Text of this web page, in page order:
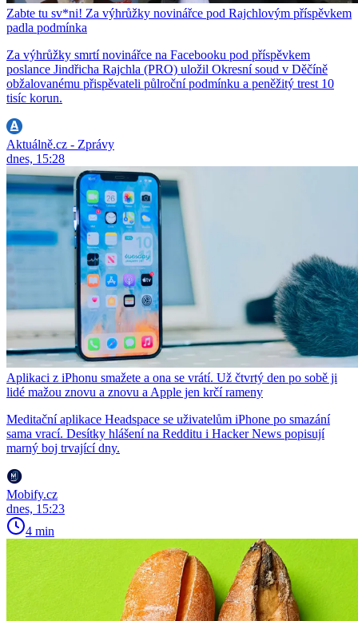
Zabte tu sv*ni! Za výhrůžky novinářce pod Rajchlovým příspěvkem
padla podmínka
Za výhrůžky smrtí novinářce na Facebooku pod příspěvkem
poslance Jindřicha Rajchla (PRO) uložil Okresní soud v Děčíně
obžalovanému přispěvateli půlroční podmínku a peněžitý trest 10
tisíc korun.
Aktuálně.cz - Zprávy
dnes, 15:28
Aplikaci z iPhonu smažete a ona se vrátí. Už čtvrtý den po sobě ji
lidé mažou znovu a znovu a Apple jen krčí rameny
Meditační aplikace Headspace se uživatelům iPhone po smazání
sama vrací. Desítky hlášení na Redditu i Hacker News popisují
marný boj trvající dny.
Mobify.cz
dnes, 15:23
4 min